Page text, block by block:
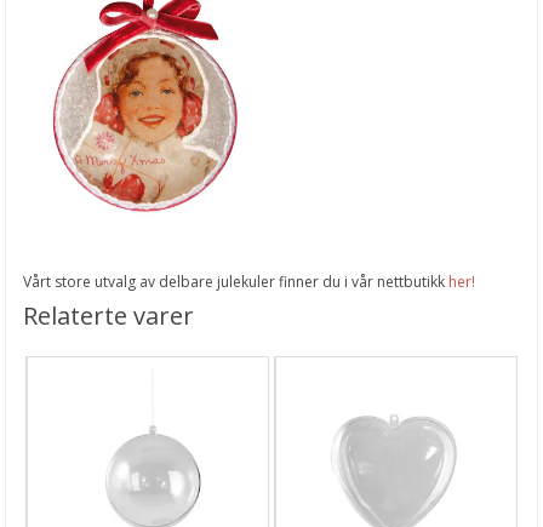
Vårt store utvalg av delbare julekuler finner du i vår nettbutikk her!
Relaterte varer